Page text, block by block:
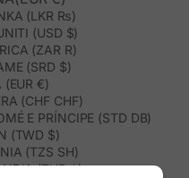
(LKR ₨)
(USD $)
(ZAR R)
(SRD $)
(EUR €)
(CHF CHF)
E PRÍNCIPE (STD DB)
(TWD $)
(TZS SH)
(THB ฿)